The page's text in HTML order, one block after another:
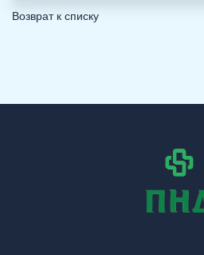
Возврат к списку